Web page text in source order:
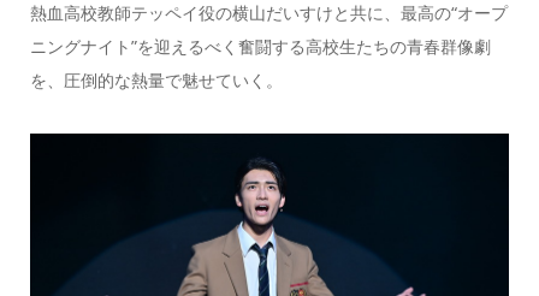
熱血高校教師テッペイ役の横山だいすけと共に、最高の“オープ
ニングナイト”を迎えるべく奮闘する高校生たちの青春群像劇
を、圧倒的な熱量で魅せていく。